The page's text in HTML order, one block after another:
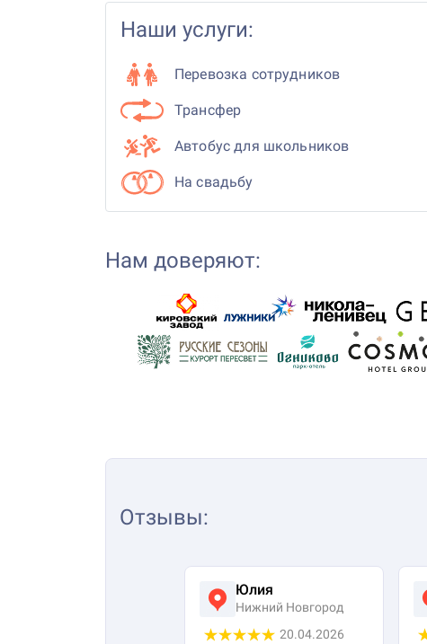
Наши услуги:
Перевозка сотрудников
Трансфер
Автобус для школьников
На свадьбу
Нам доверяют:
Отзывы:
Юлия
Нижний Новгород
20.04.2026